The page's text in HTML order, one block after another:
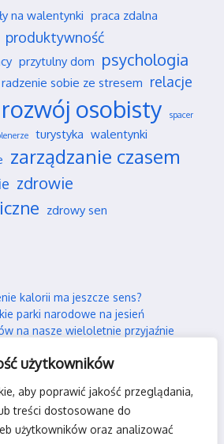
użytkowników
aby poprawić jakość przeglądania,
treści dostosowane do
użytkowników oraz analizować
na walentynki praca zdalna
produktywność
przytulny dom psychologia
radzenie sobie ze stresem relacje
rozwój osobisty spacer
turystyka walentynki
zarządzanie czasem
zdrowie
zdrowy sen
kalorii ma jeszcze sens?
parki narodowe na jesień
na nasze wieloletnie przyjaźnie
swojego partnera w silnym stresie?